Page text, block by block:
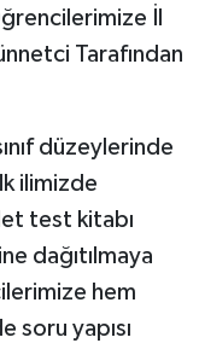
İl
Tarafından
düzeylerinde
ilimizde
test kitabı
dağıtılmaya
hem
soru yapısı